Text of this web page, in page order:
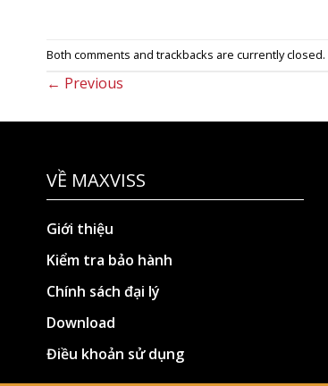
Both comments and trackbacks are currently closed.
← Previous
VỀ MAXVISS
Giới thiệu
Kiểm tra bảo hành
Chính sách đại lý
Download
Điều khoản sử dụng